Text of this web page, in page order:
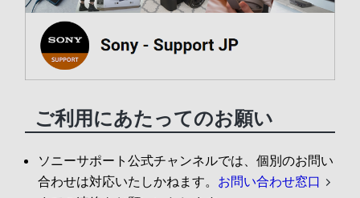
ご利用にあたってのお願い
ソニーサポート公式チャンネルでは、個別のお問い
合わせは対応いたしかねます。 お問い合わせ窓口